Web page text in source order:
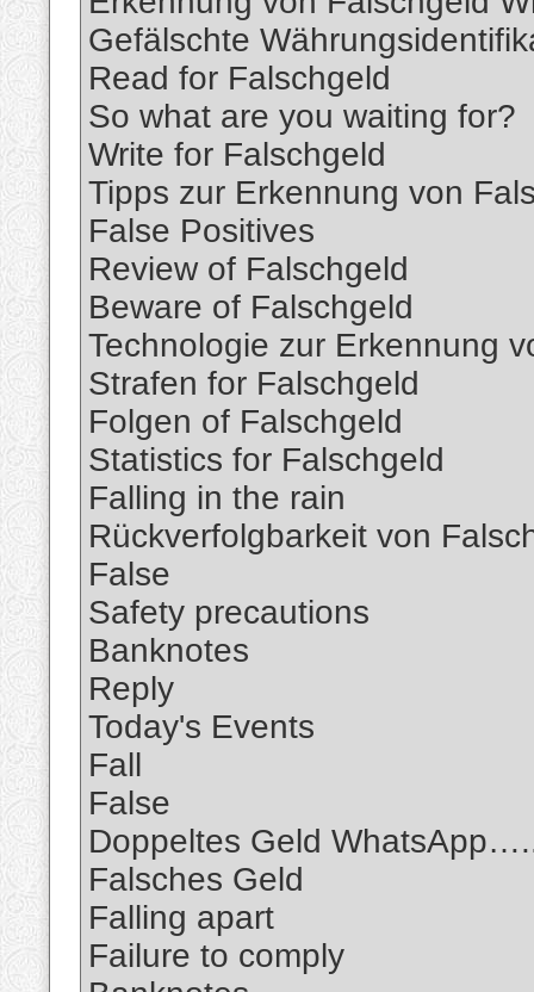
Gefälschte
Read for Falschgeld
So what are you waiting for?
Write for Falschgeld
Tipps zur Erkennung von
False Positives
Review of Falschgeld
Beware of Falschgeld
Technologie zur Erkennung
Strafen for Falschgeld
Folgen of Falschgeld
Statistics for Falschgeld
Falling in the rain
Rückverfolgbarkeit von
False
Safety precautions
Banknotes
Reply
Today's Events
Fall
False
Doppeltes Geld
Falsches Geld
Falling apart
Failure to comply